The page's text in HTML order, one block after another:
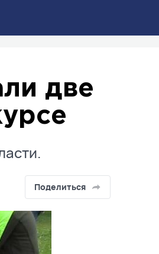
две
Поделиться